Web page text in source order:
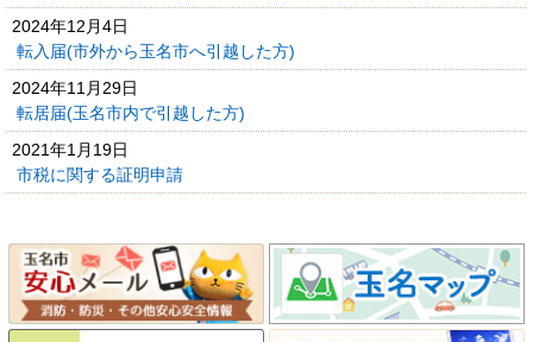
2024年12月4日
転入届(市外から玉名市へ引越した方)
2024年11月29日
転居届(玉名市内で引越した方)
2021年1月19日
市税に関する証明申請